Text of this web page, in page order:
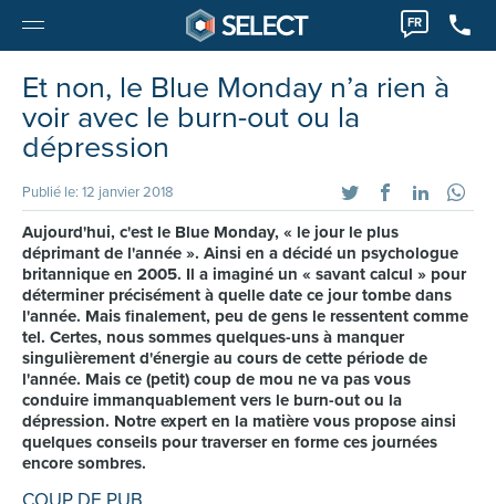
FR
Et non, le Blue Monday n’a rien à
voir avec le burn-out ou la
dépression
Publié le: 12 janvier 2018
Aujourd'hui, c'est le Blue Monday, « le jour le plus
déprimant de l'année ». Ainsi en a décidé un psychologue
britannique en 2005. Il a imaginé un « savant calcul » pour
déterminer précisément à quelle date ce jour tombe dans
l'année. Mais finalement, peu de gens le ressentent comme
tel. Certes, nous sommes quelques-uns à manquer
singulièrement d'énergie au cours de cette période de
l'année. Mais ce (petit) coup de mou ne va pas vous
conduire immanquablement vers le burn-out ou la
dépression. Notre expert en la matière vous propose ainsi
quelques conseils pour traverser en forme ces journées
encore sombres.